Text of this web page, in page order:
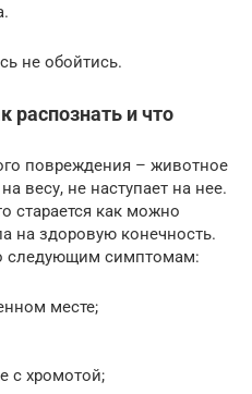
не обойтись.
и что
повреждения – животное
весу, не наступает на нее.
старается как можно
на здоровую конечность.
следующим симптомам:
месте;
с хромотой;